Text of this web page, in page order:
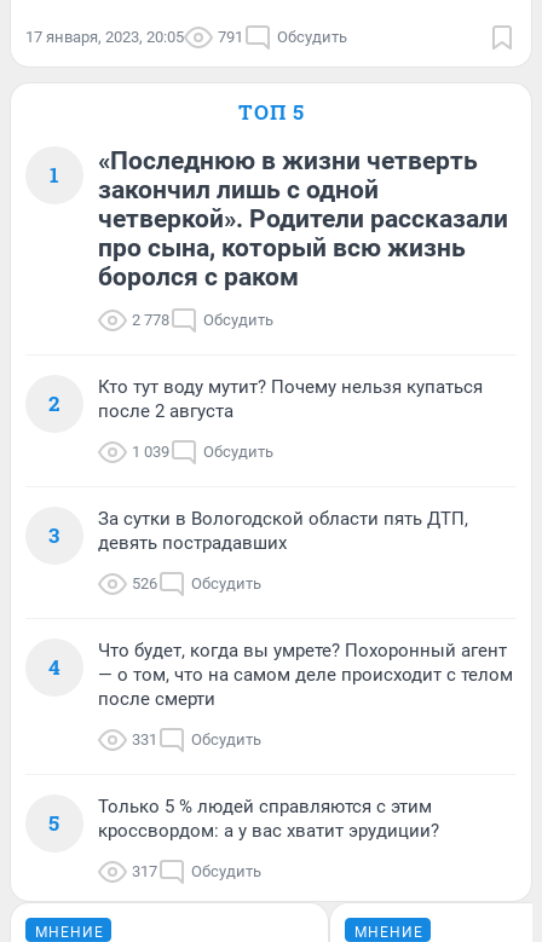
17 января, 2023, 20:05 791 Обсудить
ТОП 5
1
«Последнюю в жизни четверть
закончил лишь с одной
четверкой». Родители рассказали
про сына, который всю жизнь
боролся с раком
2 778 Обсудить
2
Кто тут воду мутит? Почему нельзя купаться
после 2 августа
1 039 Обсудить
3
За сутки в Вологодской области пять ДТП,
девять пострадавших
526 Обсудить
4
Что будет, когда вы умрете? Похоронный агент
— о том, что на самом деле происходит с телом
после смерти
331 Обсудить
5
Только 5 % людей справляются с этим
кроссвордом: а у вас хватит эрудиции?
317 Обсудить
МНЕНИЕ МНЕНИЕ